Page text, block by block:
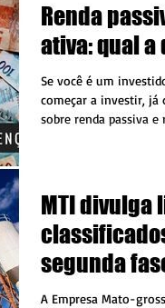
Renda
ativa: qual
Se você é um
começar a investir, já
sobre renda passiva
MTI divulga
segunda
processo
A Empresa Mato-